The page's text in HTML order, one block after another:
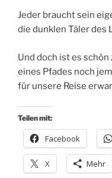
Jeder braucht sein
die dunklen Täler des
Und doch ist es schön
eines Pfades noch
für unsere Reise
Teilen mit:
Facebook
X Mehr